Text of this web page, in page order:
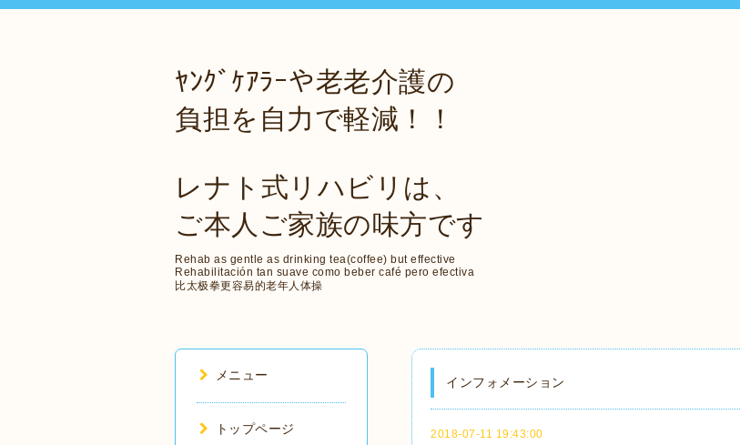
ﾔﾝｸﾞｹｱﾗｰや老老介護の
負担を自力で軽減！！
レナト式リハビリは、
ご本人ご家族の味方です
Rehab as gentle as drinking tea(coffee) but effective
Rehabilitación tan suave como beber café pero efectiva
比太极拳更容易的老年人体操
インフォメーション
2018-07-11 19:43:00
メニュー
トップページ